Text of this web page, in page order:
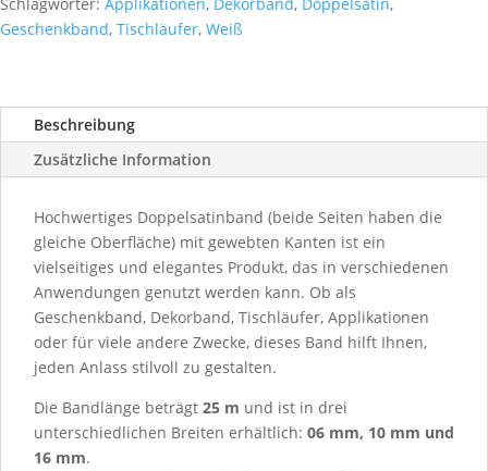
Geschenkband, Tischläufer, Weiß
Beschreibung
Zusätzliche Information
Hochwertiges Doppelsatinband (beide Seiten haben die
gleiche Oberfläche) mit gewebten Kanten ist ein
vielseitiges und elegantes Produkt, das in verschiedenen
Anwendungen genutzt werden kann. Ob als
Geschenkband, Dekorband, Tischläufer, Applikationen
oder für viele andere Zwecke, dieses Band hilft Ihnen,
jeden Anlass stilvoll zu gestalten.
Die Bandlänge beträgt 25 m und ist in drei
unterschiedlichen Breiten erhältlich: 06 mm, 10 mm und
16 mm.